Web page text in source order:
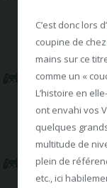
C’est donc lors
coupine de chez
mains sur ce
comme un «
L’histoire en
ont envahi vos
quelques
multitude de
plein de
etc., ici